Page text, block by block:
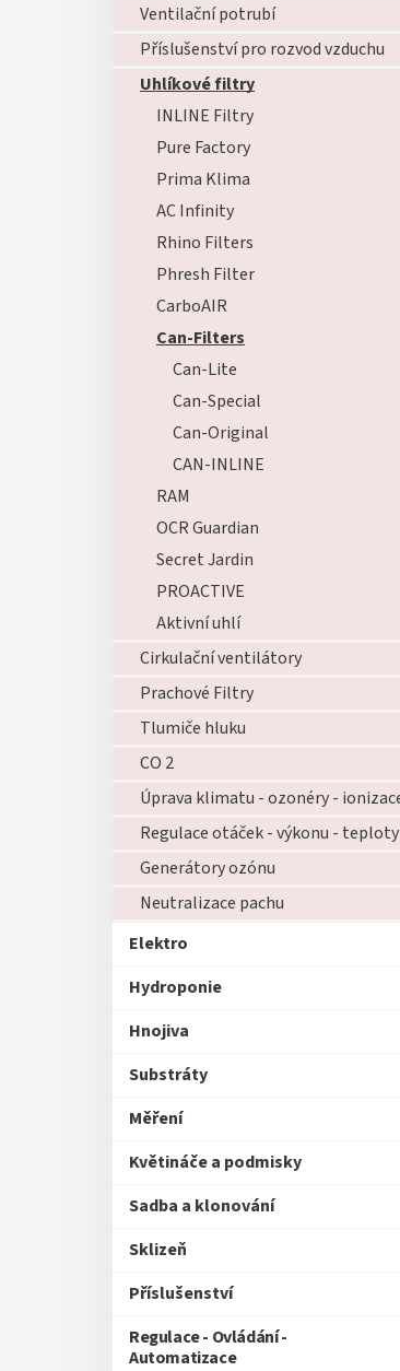
Ventilační potrubí
Příslušenství pro rozvod vzduchu
Uhlíkové filtry
INLINE Filtry
Pure Factory
Prima Klima
AC Infinity
Rhino Filters
Phresh Filter
CarboAIR
Can-Filters
Can-Lite
Can-Special
Can-Original
CAN-INLINE
RAM
OCR Guardian
Secret Jardin
PROACTIVE
Aktivní uhlí
Cirkulační ventilátory
Prachové Filtry
Tlumiče hluku
CO 2
Regulace otáček - výkonu - teploty
Generátory ozónu
Neutralizace pachu
Elektro
Hydroponie
Hnojiva
Substráty
Měření
Květináče a podmisky
Sadba a klonování
Sklizeň
Příslušenství
Regulace - Ovládání -
Automatizace